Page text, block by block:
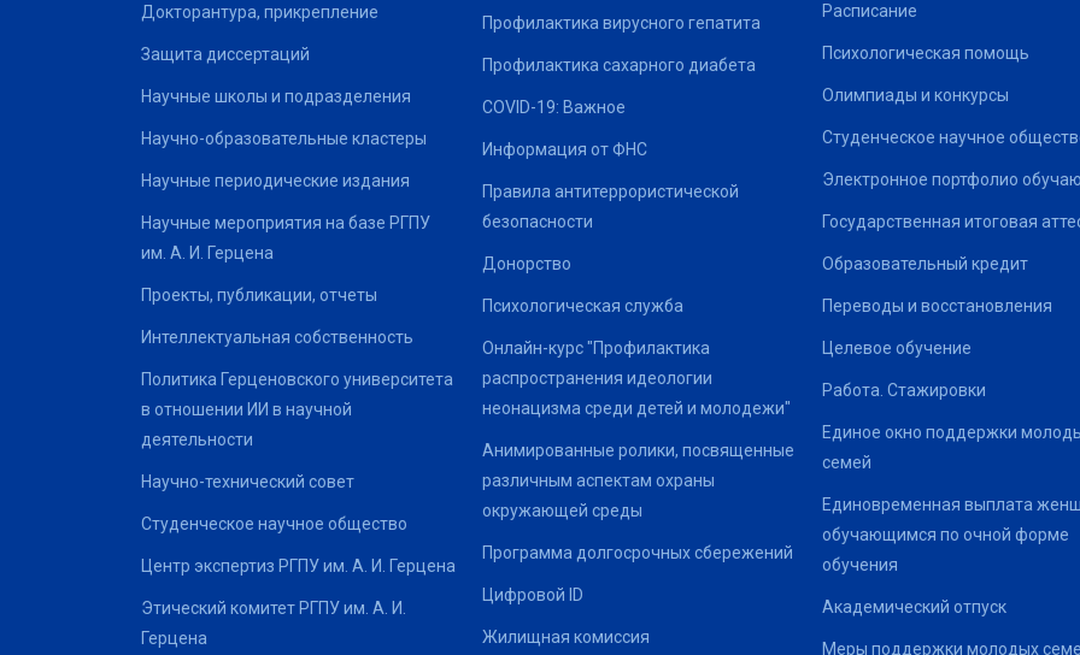
Докторантура, прикрепление
Защита диссертаций
Научные школы и подразделения
Научно-образовательные кластеры
Научные периодические издания
Научные мероприятия на базе РГПУ
им. А. И. Герцена
Проекты, публикации, отчеты
Интеллектуальная собственность
Политика Герценовского университета
в отношении ИИ в научной
деятельности
Научно-технический совет
Студенческое научное общество
Центр экспертиз РГПУ им. А. И. Герцена
Этический комитет РГПУ им. А. И.
Герцена
Профилактика вирусного гепатита
Профилактика сахарного диабета
COVID-19: Важное
Информация от ФНС
Правила антитеррористической
безопасности
Донорство
Психологическая служба
Онлайн-курс "Профилактика
распространения идеологии
неонацизма среди детей и молодежи"
Анимированные ролики, посвященные
различным аспектам охраны
окружающей среды
Программа долгосрочных сбережений
Цифровой ID
Жилищная комиссия
Расписание
Психологическая помощь
Олимпиады и конкурсы
Студенческое научное
Электронное портфолио
Государственная итоговая
Образовательный кредит
Переводы и восстановления
Целевое обучение
Работа. Стажировки
Единое окно поддержки
семей
Единовременная выплата
обучающимся по очной форме
обучения
Академический отпуск
Меры поддержки молодых